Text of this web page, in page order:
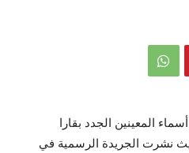
المعينين الجدد بقارا
نشرت الجريدة الرسمية في